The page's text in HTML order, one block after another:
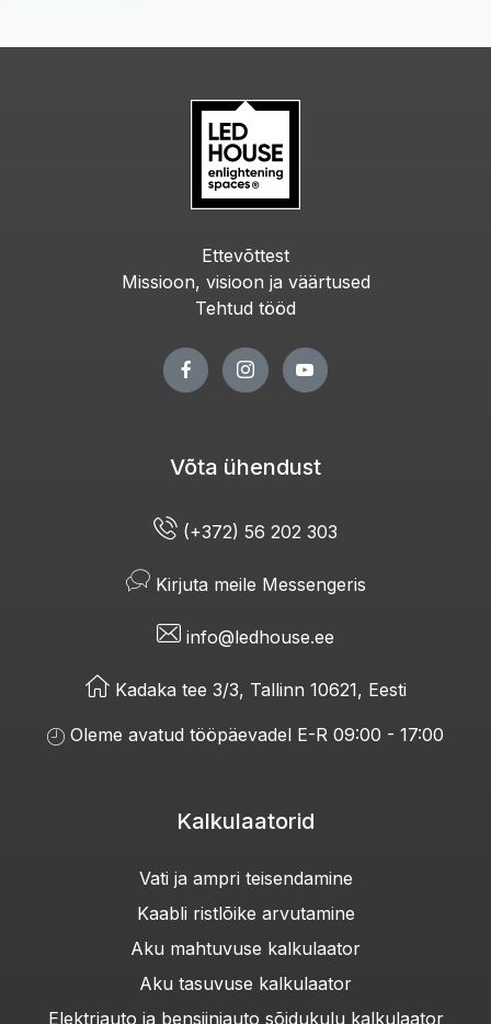
Ettevõttest
Missioon, visioon ja väärtused
Tehtud tööd
Võta ühendust
(+372) 56 202 303
Kirjuta meile Messengeris
info@ledhouse.ee
Kadaka tee 3/3, Tallinn 10621, Eesti
Oleme avatud tööpäevadel E-R 09:00 - 17:00
Kalkulaatorid
Vati ja ampri teisendamine
Kaabli ristlõike arvutamine
Aku mahtuvuse kalkulaator
Aku tasuvuse kalkulaator
Elektriauto ja bensiiniauto sõidukulu kalkulaator